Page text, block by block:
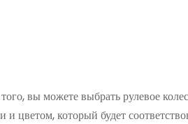
вы можете выбрать рулевое
и цветом, который будет